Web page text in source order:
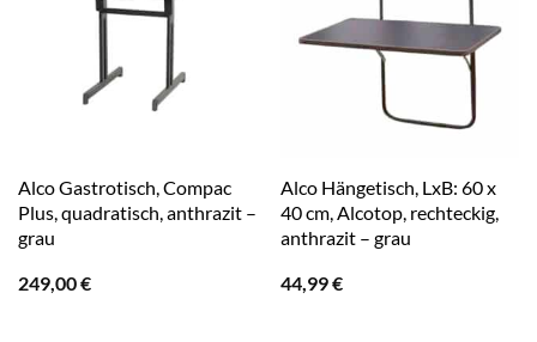
Alco Gastrotisch, Compac
Plus, quadratisch, anthrazit –
grau
249,00€
Alco Hängetisch, LxB: 60 x
40 cm, Alcotop, rechteckig,
anthrazit – grau
44,99€